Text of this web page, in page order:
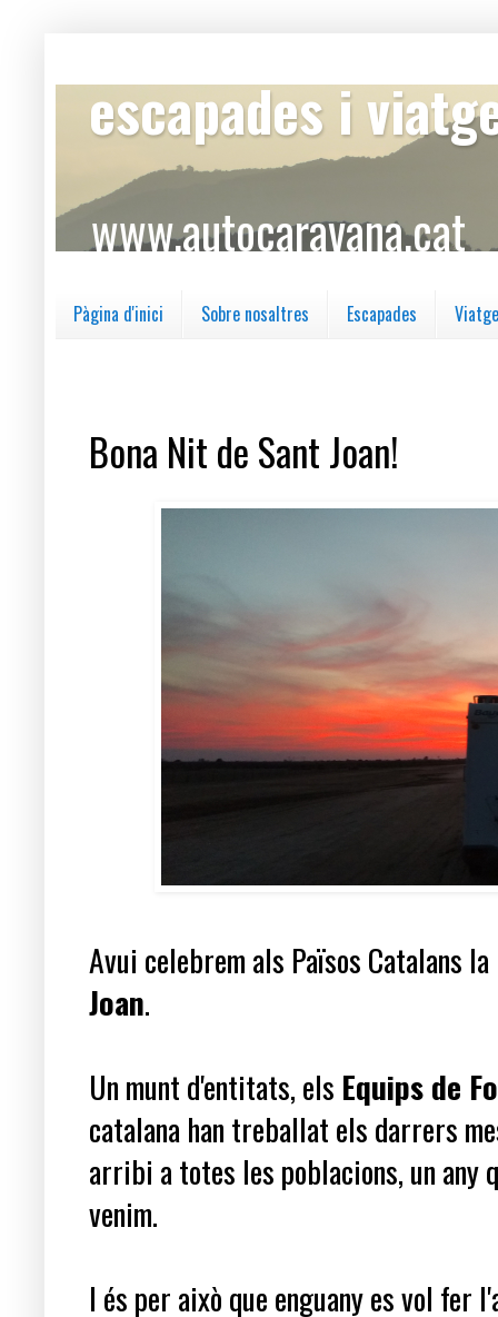
escapades i
www.autocaravana.cat
Pàgina d'inici Sobre nosaltres Escapades
Bona Nit de Sant Joan!
Avui celebrem als Països Catalans la
Joan.
Un munt d'entitats, els Equips de
catalana han treballat els darrers
arribi a totes les poblacions, un any
venim.
I és per això que enguany es vol fer